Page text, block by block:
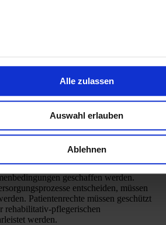
Alle zulassen
Auswahl erlauben
Ablehnen
werden von elektronischen
gibt es keine Gewährleistung für die
digitale Pflege- und Entlassplattformen
geschaffen werden.
entscheiden, müssen
Patientenrechte müssen geschützt
rehabilitativ-pflegerischen
werden.